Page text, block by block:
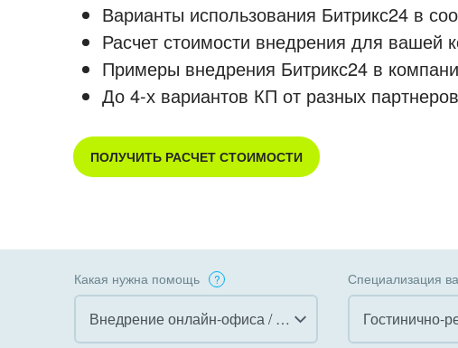
Варианты использования Битрикс24 в
Расчет стоимости внедрения для вашей
Примеры внедрения Битрикс24 в
До 4-х вариантов КП от разных
ПОЛУЧИТЬ РАСЧЕТ СТОИМОСТИ
Какая нужна помощь
Внедрение онлайн-офиса / Интранета
Специализация